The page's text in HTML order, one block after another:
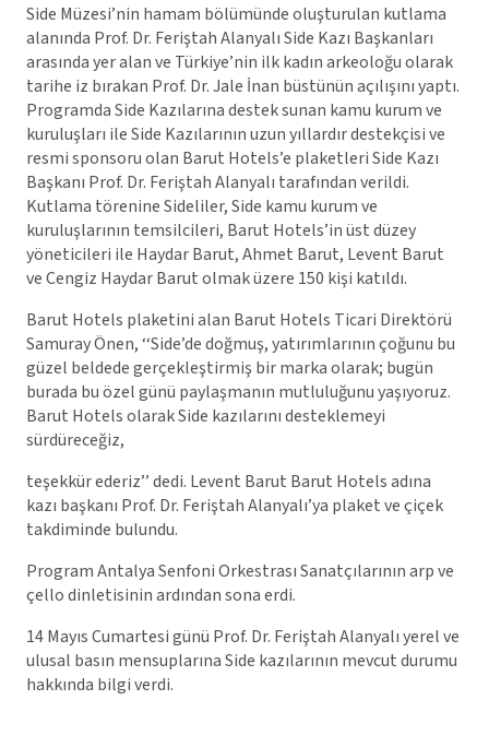
Side Müzesi’nin hamam bölümünde oluşturulan kutlama
alanında Prof. Dr. Feriştah Alanyalı Side Kazı Başkanları
arasında yer alan ve Türkiye’nin ilk kadın arkeoloğu olarak
tarihe iz bırakan Prof. Dr. Jale İnan büstünün açılışını yaptı.
Programda Side Kazılarına destek sunan kamu kurum ve
kuruluşları ile Side Kazılarının uzun yıllardır destekçisi ve
resmi sponsoru olan Barut Hotels’e plaketleri Side Kazı
Başkanı Prof. Dr. Feriştah Alanyalı tarafından verildi.
Kutlama törenine Sideliler, Side kamu kurum ve
kuruluşlarının temsilcileri, Barut Hotels’in üst düzey
yöneticileri ile Haydar Barut, Ahmet Barut, Levent Barut
ve Cengiz Haydar Barut olmak üzere 150 kişi katıldı.
Barut Hotels plaketini alan Barut Hotels Ticari Direktörü
Samuray Önen, ‘‘Side’de doğmuş, yatırımlarının çoğunu bu
güzel beldede gerçekleştirmiş bir marka olarak; bugün
burada bu özel günü paylaşmanın mutluluğunu yaşıyoruz.
Barut Hotels olarak Side kazılarını desteklemeyi
sürdüreceğiz,
teşekkür ederiz’’ dedi. Levent Barut Barut Hotels adına
kazı başkanı Prof. Dr. Feriştah Alanyalı’ya plaket ve çiçek
takdiminde bulundu.
Program Antalya Senfoni Orkestrası Sanatçılarının arp ve
çello dinletisinin ardından sona erdi.
14 Mayıs Cumartesi günü Prof. Dr. Feriştah Alanyalı yerel ve
ulusal basın mensuplarına Side kazılarının mevcut durumu
hakkında bilgi verdi.